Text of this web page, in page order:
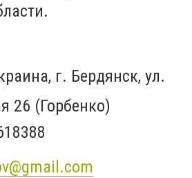
г. Бердянск, ул.
26 (Горбенко)